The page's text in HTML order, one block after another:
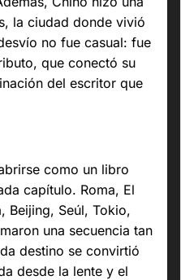
la ciudad donde vivió
no fue casual: fue
que conectó su
del escritor que
como un libro
capítulo. Roma, El
Beijing, Seúl, Tokio,
una secuencia tan
destino se convirtió
desde la lente y el